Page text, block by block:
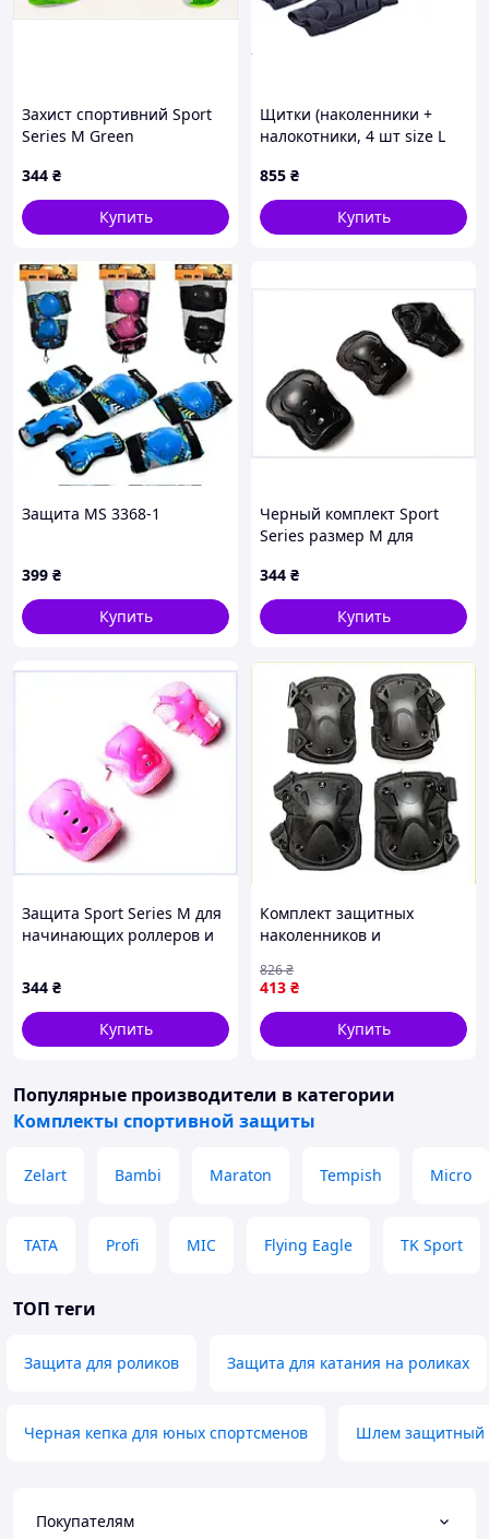
Захист спортивний Sport
Series M Green
344 ₴
Купить
Щитки (наколенники +
налокотники, 4 шт size L
855 ₴
Купить
Защита MS 3368-1
399 ₴
Купить
Черный комплект Sport
Series размер М для
344 ₴
Купить
Защита Sport Series M для
начинающих роллеров и
344 ₴
Купить
Комплект защитных
наколенников и
активных занятий спортом
в черном цвете
413 ₴
826₴
Купить
Популярные производители в категории
Комплекты спортивной защиты
Zelart Bambi Maraton Tempish Micro
TATA Profi MIC Flying Eagle TK Sport
ТОП теги
Защита для роликов Защита для катания на роликах
Черная кепка для юных спортсменов Шлем защитный
Покупателям